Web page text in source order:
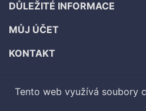
DŮLEŽITÉ INFORMACE
MŮJ ÚČET
KONTAKT
Tento web využívá soubory